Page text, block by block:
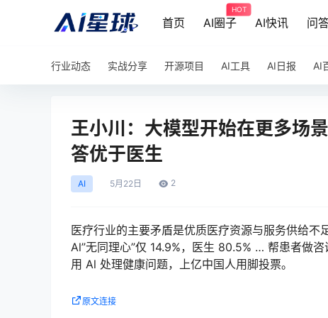
首页 AI圈子
HOT
AI快讯 问
行业动态 实战分享 开源项目 AI工具 AI日报 AI
王小川：大模型开始在更多场
答优于医生
AI 5月 22日 2
医疗行业的主要矛盾是优质医疗资源与服务供给
Al”无同理心”仅 14.9%，医生 80.5% … 帮患者做
用 Al 处理健康问题，上亿中国人用脚投票。
原文连接